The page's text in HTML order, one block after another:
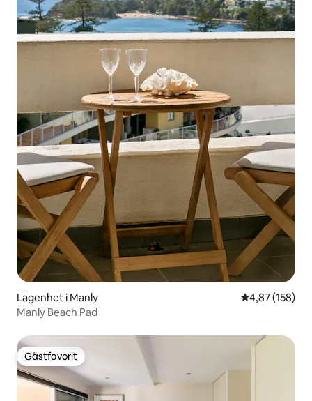
Lägenhet i Manly 4,87 av 5 i
4,87 (158)
Manly Beach Pad
Gästfavorit
Gästfavorit